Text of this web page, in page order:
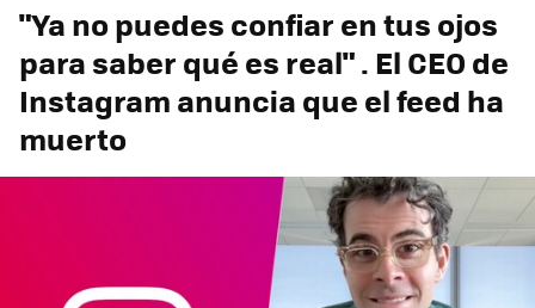
"Ya no puedes confiar en tus ojos
para saber qué es real" . El CEO de
Instagram anuncia que el feed ha
muerto